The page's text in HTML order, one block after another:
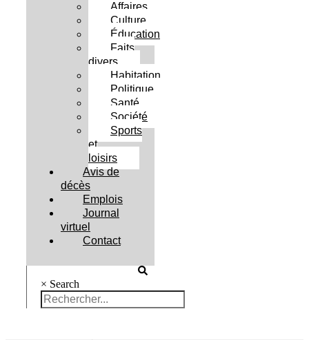
Affaires
Culture
Éducation
Faits
divers
Habitation
Politique
Santé
Société
Sports
et
loisirs
Avis de
décès
Emplois
Journal
virtuel
Contact
× Search